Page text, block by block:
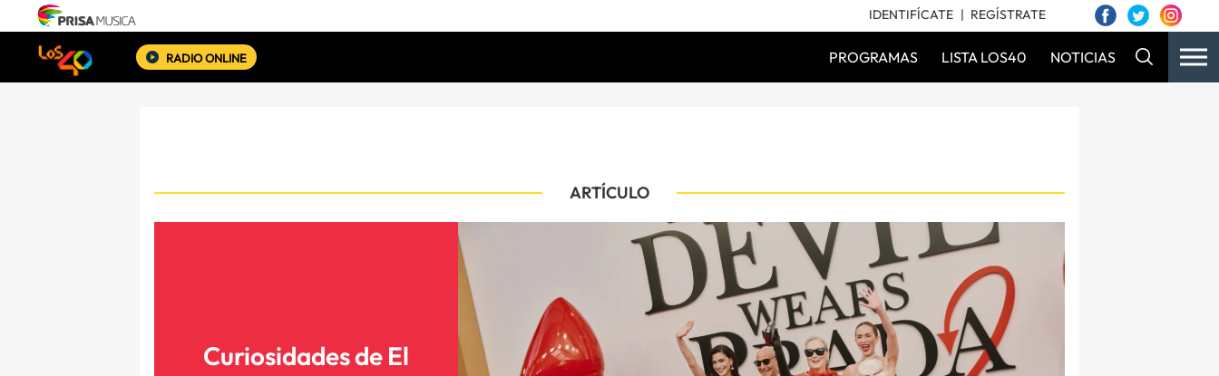
IDENTIFÍCATE REGÍSTRATE
RADIO ONLINE PROGRAMAS LISTA LOS40 NOTICIAS
ARTÍCULO
Curiosidades de El